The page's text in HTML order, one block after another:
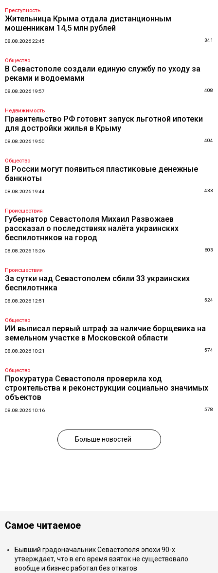
Преступность
Жительница Крыма отдала дистанционным
мошенникам 14,5 млн рублей
08.08.2026 22:45 341
Общество
В Севастополе создали единую службу по уходу за
реками и водоемами
08.08.2026 19:57 408
Недвижимость
Правительство РФ готовит запуск льготной ипотеки
для достройки жилья в Крыму
08.08.2026 19:50 404
Общество
В России могут появиться пластиковые денежные
банкноты
08.08.2026 19:44 433
Происшествия
Губернатор Севастополя Михаил Развожаев
рассказал о последствиях налёта украинских
беспилотников на город
08.08.2026 15:26 603
Происшествия
За сутки над Севастополем сбили 33 украинских
беспилотника
08.08.2026 12:51 524
Общество
ИИ выписал первый штраф за наличие борщевика на
земельном участке в Московской области
08.08.2026 10:21 574
Общество
Прокуратура Севастополя проверила ход
строительства и реконструкции социально значимых
объектов
08.08.2026 10:16 578
Больше новостей
Самое читаемое
Бывший градоначальник Севастополя эпохи 90-х
утверждает, что в его время взяток не существовало
вообще и бизнес работал без откатов